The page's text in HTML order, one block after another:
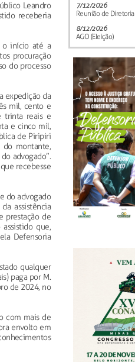
Leandro
receberia
o início até a
procuração
do processo
expedição da
mil, cento e
trinta reais e
e cinco mil,
de Piripiri
do montante,
advogado”.
recebesse
do advogado
assistência
prestação de
que,
Defensoria
qualquer
paga por M.
de 2024, no
com mais de
envolto em
7/12/2026
Reunião de Diretoria
8/12/2026
AGO (Eleição)